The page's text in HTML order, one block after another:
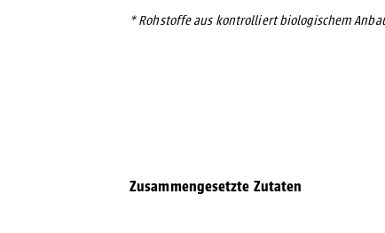
* Rohstoffe aus kontrolliert biologischem
Zusammengesetzte Zutaten